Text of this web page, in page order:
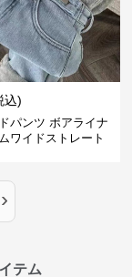
込)
パンツ ボアライナ
ワイドストレート
›
テム